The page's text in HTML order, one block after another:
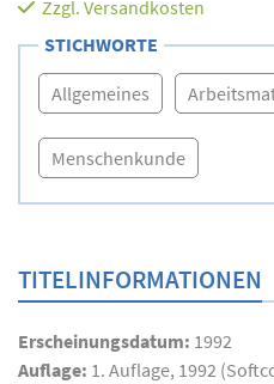
Zzgl. Versandkosten
STICHWORTE
Allgemeines
Menschenkunde
TITELINFORMATIONEN
Erscheinungsdatum: 1992
Auflage: 1. Auflage, 1992